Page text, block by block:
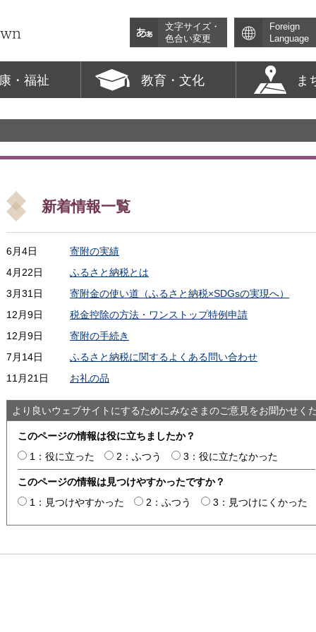
文字サイズ・
色合い変更
Foreign
Language
・福祉 教育・文化 ま
新着情報一覧
6月4日
寄附の実績
4月22日
ふるさと納税とは
3月31日
寄附金の使い道（ふるさと納税×SDGsの実現へ）
12月9日
税金控除の方法・ワンストップ特例申請
12月9日
寄附の手続き
7月14日
ふるさと納税に関するよくある問い合わせ
11月21日
お礼の品
より良いウェブサイトにするためにみなさまのご意見をお聞かせく
このページの情報は役に立ちましたか？
1：役に立った
2：ふつう 3：役に立たなかった
このページの情報は見つけやすかったですか？
1：見つけやすかった
2：ふつう 3：見つけにくかった